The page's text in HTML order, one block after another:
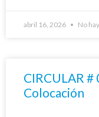
abril 16, 2026 No
CIRCULAR #
Colocación